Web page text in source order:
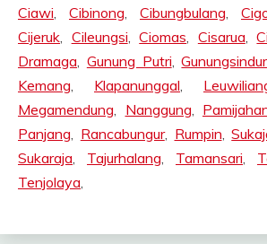
Ciawi, Cibinong, Cibungbulang,
Cijeruk, Cileungsi,Ciomas, Cisarua,
Dramaga, Gunung Putri,Gunungsindur
Kemang, Klapanunggal,
Megamendung, Nanggung,
Panjang, Rancabungur, Rumpin,
Sukaraja, Tajurhalang, Tamansari,
Tenjolaya,